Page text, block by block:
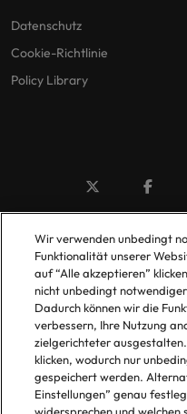
Datenschutz
Cookie-Richtlinie
Policy Library
© 2025 Robert
Wir verwenden unbedingt
Funktionalität unserer
auf “Alle akzeptieren”
nicht unbedingt
Dadurch können wir die
verbessern, Ihre Nutzung
zielgerichteter ausgestalten.
klicken, wodurch nur
gespeichert werden.
Einstellungen” genau